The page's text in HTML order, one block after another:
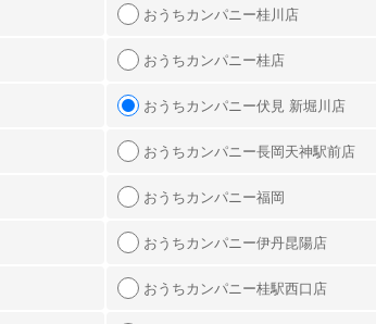
おうちカンパニー桂川店
おうちカンパニー桂店
おうちカンパニー伏見 新堀川店
おうちカンパニー長岡天神駅前店
おうちカンパニー福岡
おうちカンパニー伊丹昆陽店
おうちカンパニー桂駅西口店